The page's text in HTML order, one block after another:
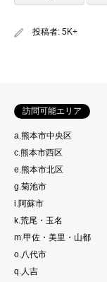
投稿者: 5K+
訪問可能エリア
a.熊本市中央区
c.熊本市西区
e.熊本市北区
g.菊池市
i.阿蘇市
k.荒尾・玉名
m.甲佐・美里・山都
o.八代市
q.人吉